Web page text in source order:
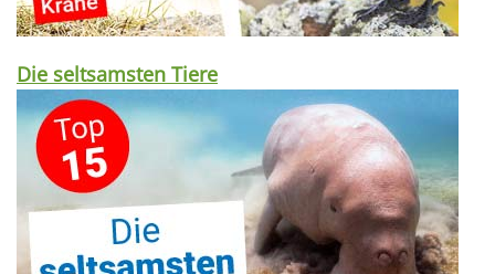
Die seltsamsten Tiere